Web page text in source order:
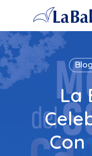
Blog
La
Con